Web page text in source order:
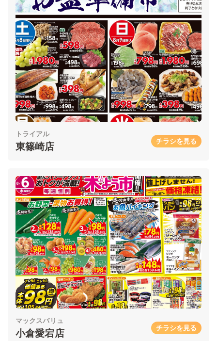
トライアル
東篠崎店 チラシを見る
マックスバリュ
小倉愛宕店 チラシを見る